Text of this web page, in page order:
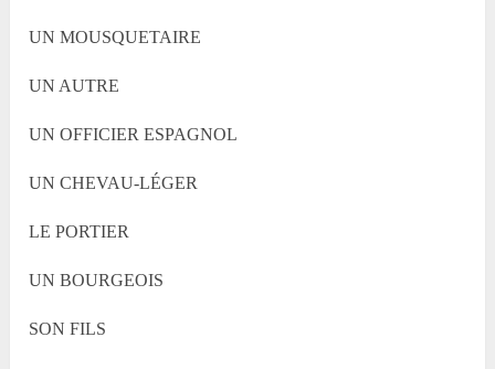
UN MOUSQUETAIRE
UN AUTRE
UN OFFICIER ESPAGNOL
UN CHEVAU-LÉGER
LE PORTIER
UN BOURGEOIS
SON FILS